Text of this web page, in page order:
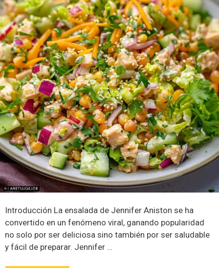
Introducción La ensalada de Jennifer Aniston se ha
convertido en un fenómeno viral, ganando popularidad
no solo por ser deliciosa sino también por ser saludable
y fácil de preparar. Jennifer …